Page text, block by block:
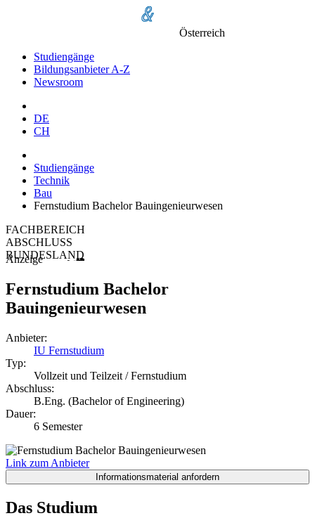
Österreich
Studiengänge
Bildungsanbieter A-Z
Newsroom
DE
CH
Studiengänge
Technik
Bau
Fernstudium Bachelor Bauingenieurwesen
FACHBEREICH
ABSCHLUSS
BUNDESLAND
Anzeige
Fernstudium Bachelor
Bauingenieurwesen
Anbieter:
IU Fernstudium
Typ:
Vollzeit und Teilzeit / Fernstudium
Abschluss:
B.Eng. (Bachelor of Engineering)
Dauer:
6 Semester
Link zum Anbieter
Das Studium